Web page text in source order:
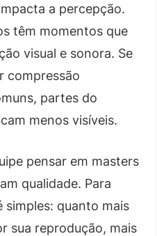
a percepção.
têm momentos que
visual e sonora. Se
compressão
partes do
menos visíveis.
pensar em masters
qualidade. Para
simples: quanto mais
sua reprodução, mais